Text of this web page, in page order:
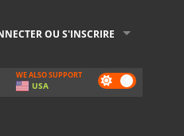
OU S'INSCRIRE
Dark
mode
WE ALSO SUPPORT
USA